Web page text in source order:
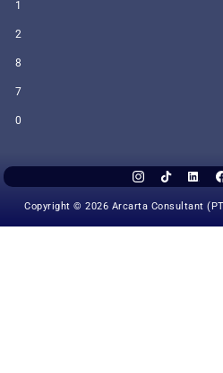
1
2
8
7
0
Copyright © 2026 Arcarta Consultant